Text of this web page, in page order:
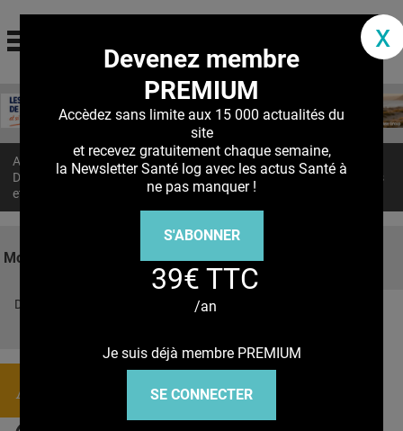
Jump to navigation
La communauté des professionnels de santé
MON COMPTE
S'ABONNER À LA REVUE SOIN À DOMICILE
E-REVUE SAD
Accueil > Actualités
DÉCISION THÉRAPEUTIQUE : Faut-il traiter différemment les jeunes
et les patients plus âgés ?
Mots clés
Découvrez nos réseaux sociaux
Actualités
x
Devenez membre
PREMIUM
Accèdez sans limite aux 15 000 actualités du
site
et recevez gratuitement chaque semaine,
la Newsletter Santé log avec les actus Santé à
ne pas manquer !
S'ABONNER
39€ TTC
/an
Je suis déjà membre PREMIUM
SE CONNECTER